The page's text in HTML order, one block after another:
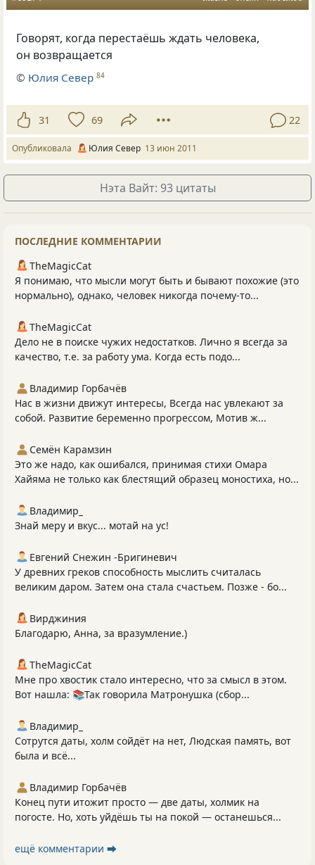
Говорят, когда перестаёшь ждать человека,
он возвращается
© Юлия Север 84
31 69 22
Опубликовала Юлия Север 13 июн 2011
Нэта Вайт: 93 цитаты
ПОСЛЕДНИЕ КОММЕНТАРИИ
TheMagicCat
Я понимаю, что мысли могут быть и бывают похожие (это
нормально), однако, человек никогда почему-то...
TheMagicCat
Дело не в поиске чужих недостатков. Лично я всегда за
качество, т.е. за работу ума. Когда есть подо...
Владимир Горбачёв
Нас в жизни движут интересы, Всегда нас увлекают за
собой. Развитие беременно прогрессом, Мотив ж...
Семён Карамзин
Это же надо, как ошибался, принимая стихи Омара
Хайяма не только как блестящий образец моностиха, но...
Владимир_
Знай меру и вкус... мотай на ус!
Евгений Снежин -Бригиневич
У древних греков способность мыслить считалась
великим даром. Затем она стала счастьем. Позже - бо...
Вирджиния
Благодарю, Анна, за вразумление.)
TheMagicCat
Мне про хвостик стало интересно, что за смысл в этом.
Вот нашла: 📚Так говорила Матронушка (сбор...
Владимир_
Сотрутся даты, холм сойдёт на нет, Людская память, вот
была и всё...
Владимир Горбачёв
Конец пути итожит просто — две даты, холмик на
погосте. Но, хоть уйдёшь ты на покой — останешься...
ещё комментарии ⮕